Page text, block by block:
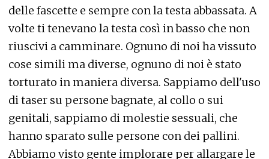
delle fascette e sempre con la testa abbassata. A
volte ti tenevano la testa così in basso che non
riuscivi a camminare. Ognuno di noi ha vissuto
cose simili ma diverse, ognuno di noi è stato
torturato in maniera diversa. Sappiamo dell'uso
di taser su persone bagnate, al collo o sui
genitali, sappiamo di molestie sessuali, che
hanno sparato sulle persone con dei pallini.
Abbiamo visto gente implorare per allargare le